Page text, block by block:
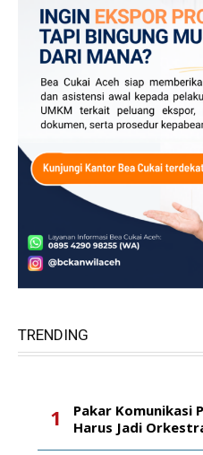
TRENDING
Pakar Komunikasi
Harus Jadi